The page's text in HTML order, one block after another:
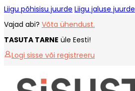
Liigu põhisisu juurde Liigu jaluse juurde
Vajad abi? Võta ühendust.
TASUTA TARNE üle Eesti!
Logi sisse või registreeru